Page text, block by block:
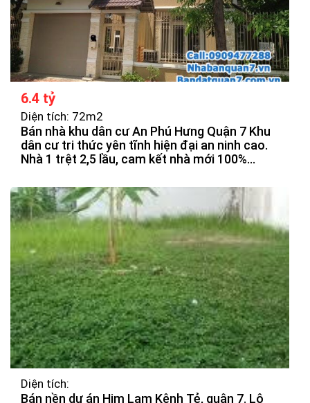
6.4 tỷ
Diện tích: 72m2
Bán nhà khu dân cư An Phú Hưng Quận 7 Khu
dân cư tri thức yên tĩnh hiện đại an ninh cao.
Nhà 1 trệt 2,5 lầu, cam kết nhà mới 100%
chắn. Các phòng được bố trí hợp lý.
Diện tích:
Bán nền dự án Him Lam Kênh Tẻ, quận 7. Lô